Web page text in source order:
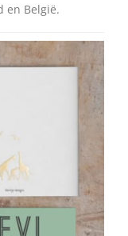
en België.